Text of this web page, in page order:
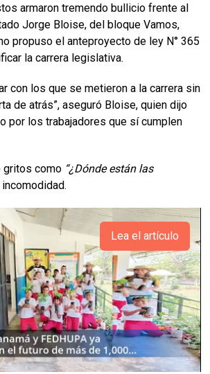
armaron tremendo bullicio frente al
Jorge Bloise, del bloque Vamos,
propuso el anteproyecto de ley N° 365
la carrera legislativa.
con los que se metieron a la carrera sin
de atrás”, aseguró Bloise, quien dijo
por los trabajadores que sí cumplen
gritos como “¿Dónde están las
Lea el artículo